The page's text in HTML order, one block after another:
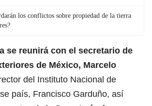
los conflictos sobre propiedad de la tierra
se reunirá con el secretario de
de México, Marcelo
del Instituto Nacional de
país, Francisco Garduño, así